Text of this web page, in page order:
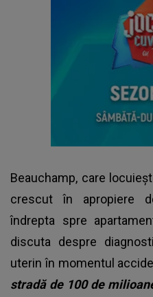
Beauchamp, care
crescut în apropiere
îndrepta spre
discuta despre
uterin în momentul
stradă de 100 de